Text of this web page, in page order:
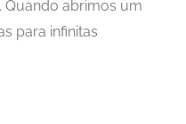
Quando abrimos um
para infinitas